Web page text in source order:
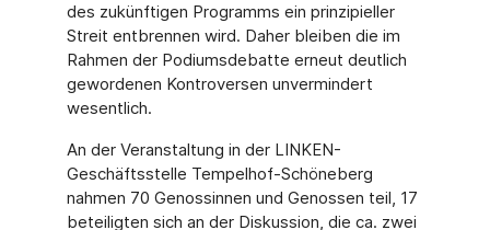
des zukünftigen Programms ein prinzipieller
Streit entbrennen wird. Daher bleiben die im
Rahmen der Podiumsdebatte erneut deutlich
gewordenen Kontroversen unvermindert
wesentlich.
An der Veranstaltung in der LINKEN-
Geschäftsstelle Tempelhof-Schöneberg
nahmen 70 Genossinnen und Genossen teil, 17
beteiligten sich an der Diskussion, die ca. zwei